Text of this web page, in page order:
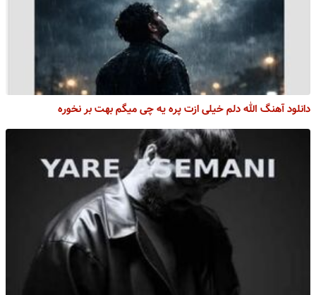
دانلود آهنگ الله دلم خیلی ازت پره یه چی میگم بهت بر نخوره